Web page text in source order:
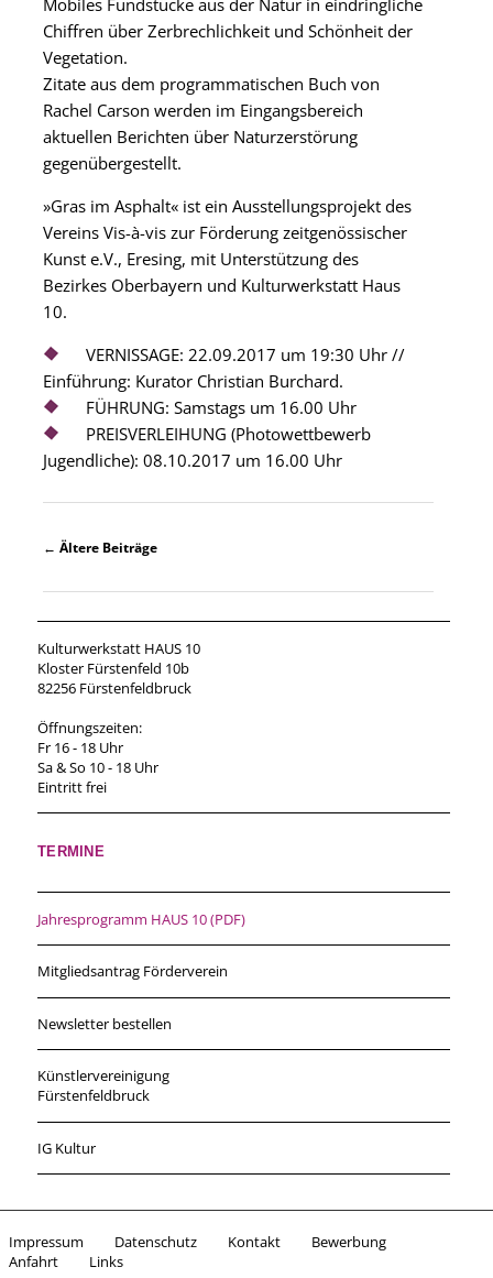
Mobiles Fundstücke aus der Natur in eindringliche
Chiffren über Zerbrechlichkeit und Schönheit der
Vegetation.
Zitate aus dem programmatischen Buch von
Rachel Carson werden im Eingangsbereich
aktuellen Berichten über Naturzerstörung
gegenübergestellt.
»Gras im Asphalt« ist ein Ausstellungsprojekt des
VereinsVis-à-vis zur Förderung zeitgenössischer
Kunst e.V., Eresing, mit Unterstützung des
Bezirkes Oberbayern und Kulturwerkstatt Haus
10.
VERNISSAGE: 22.09.2017 um 19:30 Uhr //
Einführung: Kurator Christian Burchard.
FÜHRUNG: Samstags um 16.00 Uhr
PREISVERLEIHUNG (Photowettbewerb
Jugendliche): 08.10.2017 um 16.00 Uhr
Beitragsnavigation
← Ältere Beiträge
Kulturwerkstatt HAUS 10
Kloster Fürstenfeld 10b
82256 Fürstenfeldbruck
Öffnungszeiten:
Fr 16 - 18 Uhr
Sa & So 10 - 18 Uhr
Eintritt frei
TERMINE
Jahresprogramm HAUS 10 (PDF)
Mitgliedsantrag Förderverein
Newsletter bestellen
Künstlervereinigung
Fürstenfeldbruck
IG Kultur
Impressum Datenschutz Kontakt
Bewerbung
Anfahrt
Links